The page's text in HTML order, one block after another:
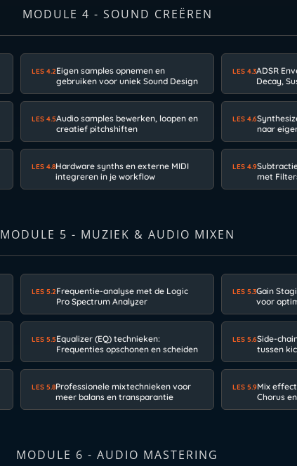
MODULE 4 - SOUND CREËREN
LES 4.2Eigen samples opnemen en
gebruiken voor uniek Sound Design
LES 4.3ADSR
Decay,
LES 4.5Audio samples bewerken, loopen en
creatief pitchshiften
LES 4.6
naar
LES 4.8Hardware synths en externe MIDI
integreren in je workflow
LES 4.9
met
MODULE 5 - MUZIEK & AUDIO MIXEN
LES 5.2Frequentie-analyse met de Logic
Pro Spectrum Analyzer
LES 5.3Gain
voor
LES 5.5Equalizer (EQ) technieken:
Frequenties opschonen en scheiden
LES 5.6Side-
tussen
LES 5.8Professionele mixtechnieken voor
meer balans en transparantie
LES 5.9Mix
Chorus
MODULE 6 - AUDIO MASTERING